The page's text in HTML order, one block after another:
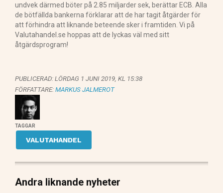
undvek därmed böter på 2.85 miljarder sek, berättar ECB. Alla
de bötfällda bankerna förklarar att de har tagit åtgärder för
att förhindra att liknande beteende sker i framtiden. Vi på
Valutahandel.se hoppas att de lyckas väl med sitt
åtgärdsprogram!
PUBLICERAD: LÖRDAG 1 JUNI 2019, KL 15:38
FÖRFATTARE: MARKUS JALMEROT
TAGGAR
VALUTAHANDEL
Andra liknande nyheter